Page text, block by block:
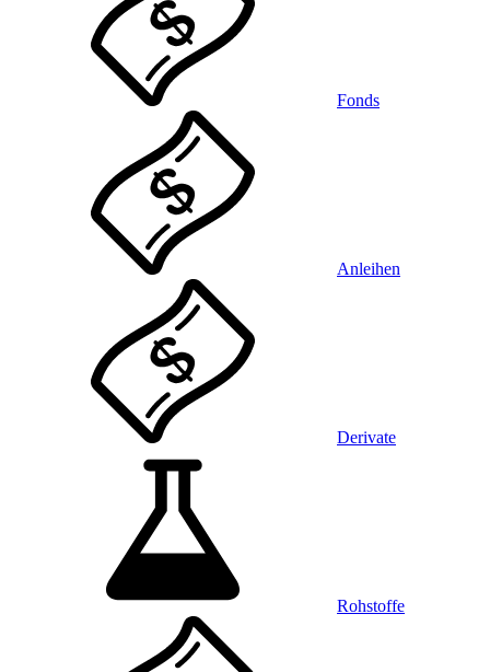
Fonds
Anleihen
Derivate
Rohstoffe